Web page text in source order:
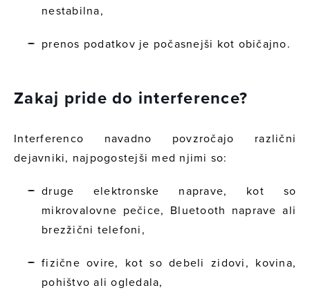
nestabilna,
prenos podatkov je počasnejši kot običajno.
Zakaj pride do interference?
Interferenco navadno povzročajo različni
dejavniki, najpogostejši med njimi so:
druge elektronske naprave, kot so
mikrovalovne pečice, Bluetooth naprave ali
brezžični telefoni,
fizične ovire, kot so debeli zidovi, kovina,
pohištvo ali ogledala,